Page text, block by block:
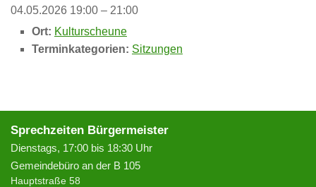
04.05.2026 19:00 – 21:00
Ort: Kulturscheune
Terminkategorien: Sitzungen
Sprechzeiten Bürgermeister
Dienstags, 17:00 bis 18:30 Uhr
Gemeindebüro an der B 105
Hauptstraße 58